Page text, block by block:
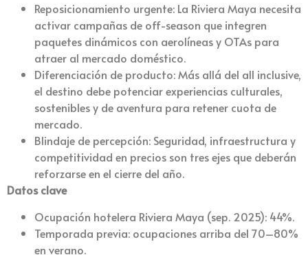
Reposicionamiento urgente: La Riviera Maya necesita
activar campañas de off-season que integren
paquetes dinámicos con aerolíneas y OTAs para
atraer al mercado doméstico.
Diferenciación de producto: Más allá del all inclusive,
el destino debe potenciar experiencias culturales,
sostenibles y de aventura para retener cuota de
mercado.
Blindaje de percepción: Seguridad, infraestructura y
competitividad en precios son tres ejes que deberán
reforzarse en el cierre del año.
Datos clave
Ocupación hotelera Riviera Maya (sep. 2025): 44%.
Temporada previa: ocupaciones arriba del 70–80%
en verano.